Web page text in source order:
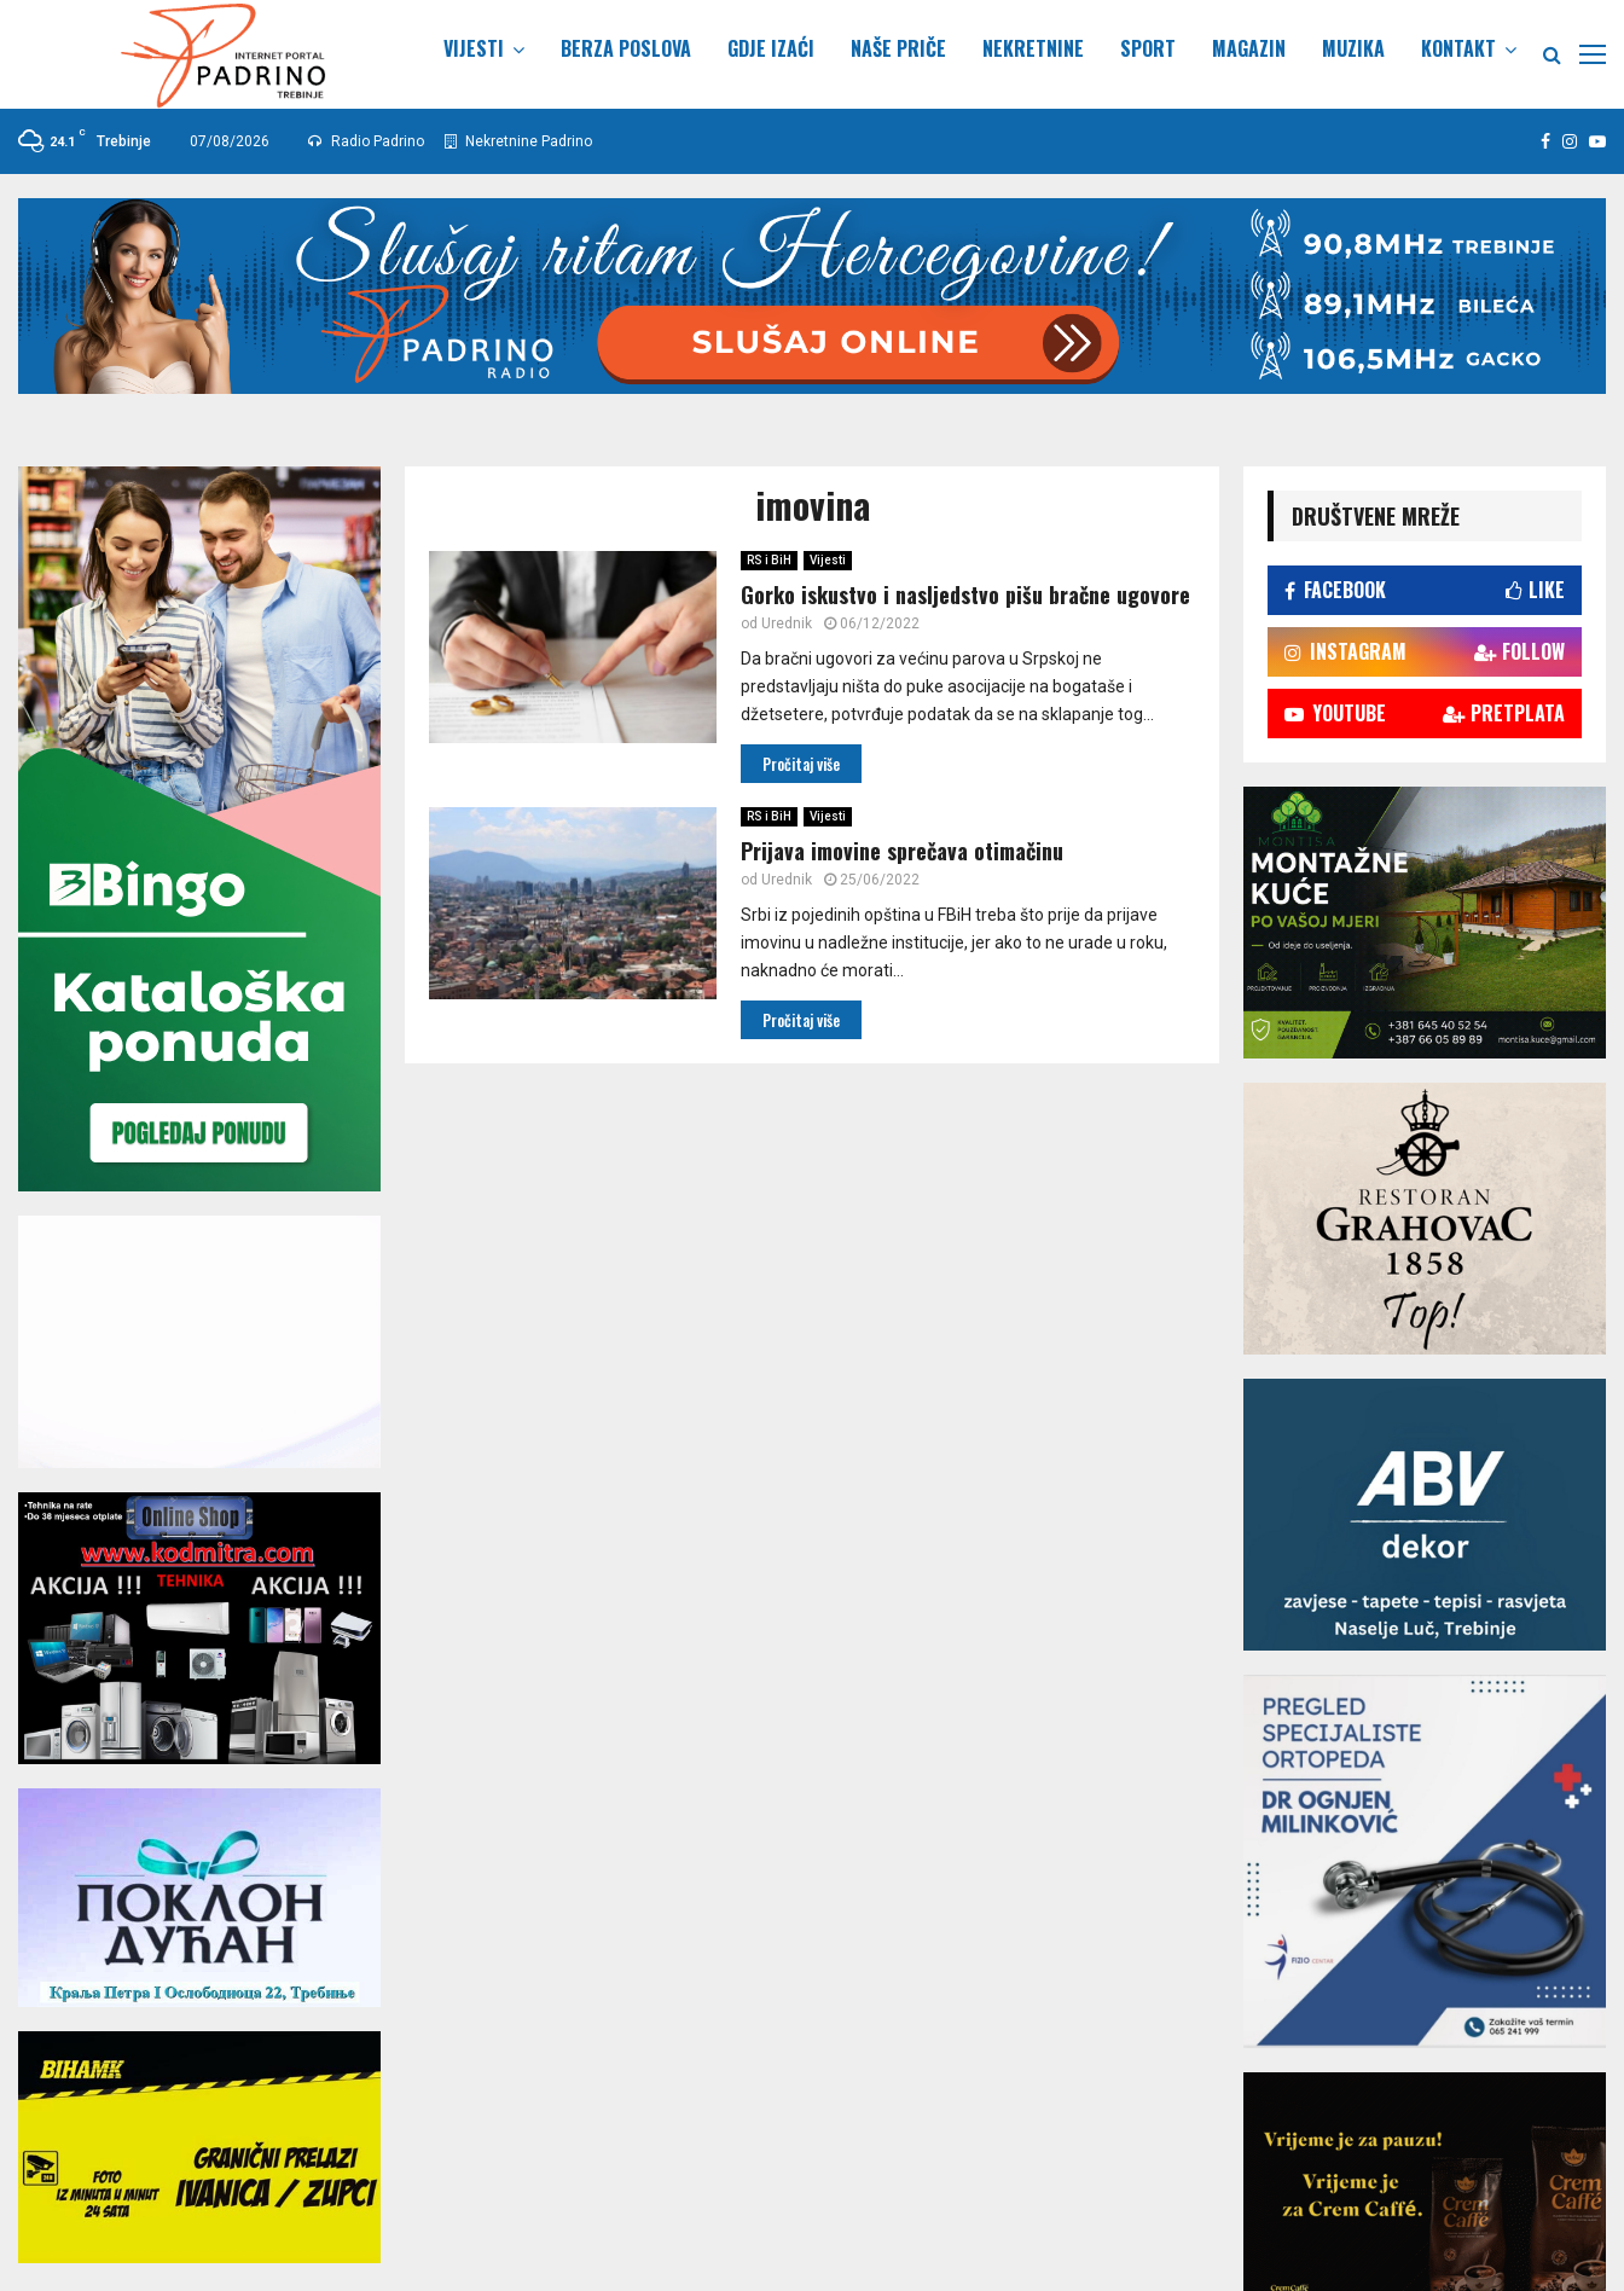
VIJESTI BERZA POSLOVA GDJE IZAĆI NAŠE PRIČE NEKRETNINE SPORT MAGAZIN MUZIKA KONTAKT
24.1
C
Trebinje 07/08/2026 Radio Padrino Nekretnine Padrino Facebook
imovina
RS i BiH Vijesti
Gorko iskustvo i nasljedstvo pišu bračne ugovore
od Urednik 06/12/2022
Da bračni ugovori za većinu parova u Srpskoj ne
predstavljaju ništa do puke asocijacije na bogataše i
džetsetere, potvrđuje podatak da se na sklapanje tog...
Pročitaj više
RS i BiH Vijesti
Prijava imovine sprečava otimačinu
od Urednik 25/06/2022
Srbi iz pojedinih opština u FBiH treba što prije da prijave
imovinu u nadležne institucije, jer ako to ne urade u roku,
naknadno će morati...
Pročitaj više
DRUŠTVENE MREŽE
FACEBOOK LIKE
INSTAGRAM FOLLOW
YOUTUBE PRETPLATA